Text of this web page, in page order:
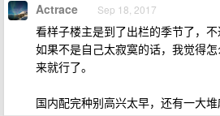
Actrace Sep 18, 2017
看样子楼主是到了出栏的季节了，不
如果不是自己太寂寞的话，我觉得
来就行了。
国内配完种别高兴太早，还有一大堆